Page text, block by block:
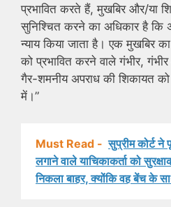
प्रभावित करते हैं, मुखबिर और/या
सुनिश्चित करने का अधिकार है कि
न्याय किया जाता है। एक मुखबिर
को प्रभावित करने वाले गंभीर,
गैर-शमनीय अपराध की शिकायत
में।”
Must Read - सुप्रीम कोर्ट
लगाने वाले याचिकाकर्ता को
निकला बाहर, क्योंकि वह बेंच के